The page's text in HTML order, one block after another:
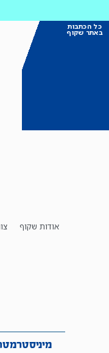
כל הכתבות
באתר שקוף
אודות שקוף